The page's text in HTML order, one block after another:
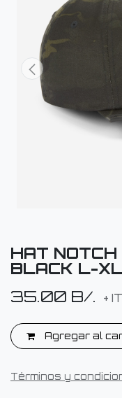
HAT
BLACK L-
35.00 B/. +
Agregar al
Términos y